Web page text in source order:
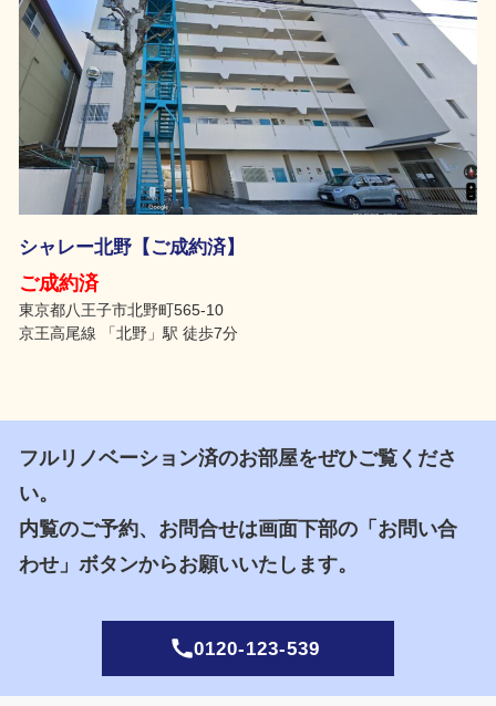
シャレー北野【ご成約済】
ご成約済
東京都八王子市北野町565-10
京王高尾線 「北野」駅 徒歩7分
フルリノベーション済のお部屋をぜひご覧くださ
い。
内覧のご予約、お問合せは画面下部の「お問い合
わせ」ボタンからお願いいたします。
0120-123-539